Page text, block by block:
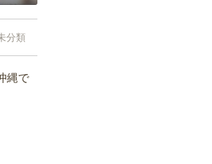
分類
縄で